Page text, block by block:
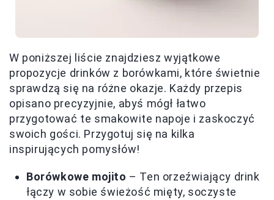
W poniższej liście znajdziesz wyjątkowe
propozycje drinków z borówkami, które świetnie
sprawdzą się na różne okazje. Każdy przepis
opisano precyzyjnie, abyś mógł łatwo
przygotować te smakowite napoje i zaskoczyć
swoich gości. Przygotuj się na kilka
inspirujących pomysłów!
Borówkowe mojito – Ten orzeźwiający drink
łączy w sobie świeżość mięty, soczyste